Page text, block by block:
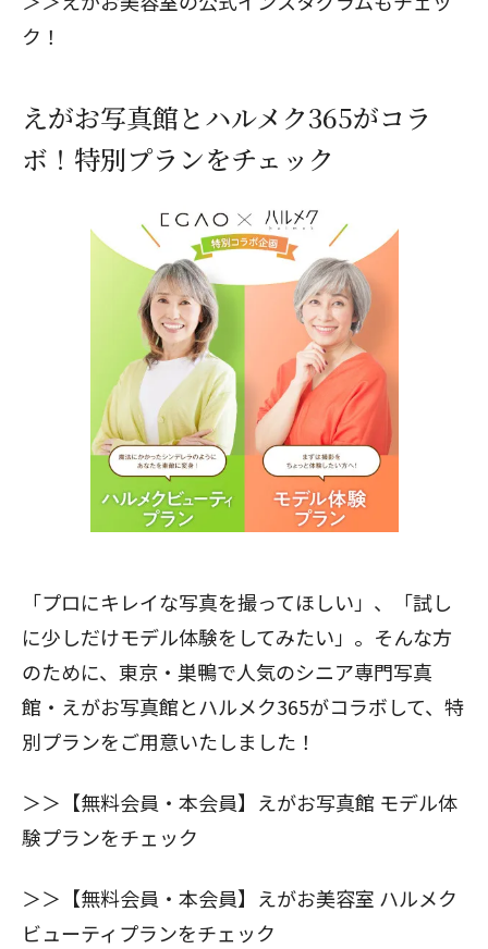
ク！
えがお写真館とハルメク365がコラ
ボ！特別プランをチェック
「プロにキレイな写真を撮ってほしい」、「試し
に少しだけモデル体験をしてみたい」。そんな方
のために、東京・巣鴨で人気のシニア専門写真
館・えがお写真館とハルメク365がコラボして、特
別プランをご用意いたしました！
＞＞ 【無料会員・本会員】えがお写真館 モデル体
験プランをチェック
＞＞ 【無料会員・本会員】えがお美容室 ハルメク
ビューティプランをチェック